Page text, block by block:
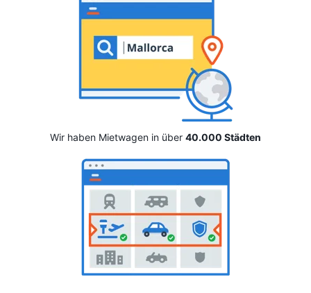
Wir haben Mietwagen in über 40.000 Städten